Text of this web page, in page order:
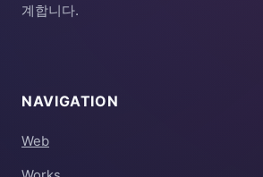
계합니다.
NAVIGATION
Web